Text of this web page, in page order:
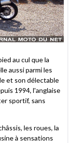
au cul que la
aussi parmi les
et son délectable
1994, l'anglaise
sportif, sans
les roues, la
à sensations